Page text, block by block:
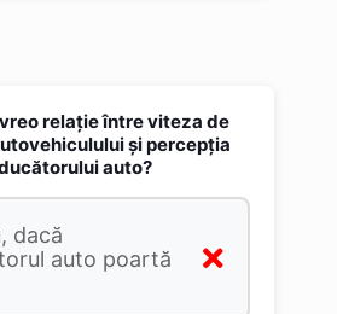
relaţie între viteza de
şi percepţia
auto?
dacă
auto poartă